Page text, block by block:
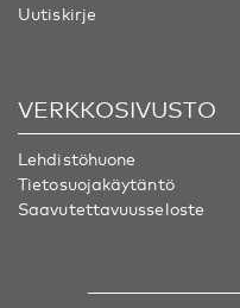
Uutiskirje
VERKKOSIVUSTO
Lehdistöhuone
Tietosuojakäytäntö
Saavutettavuusseloste